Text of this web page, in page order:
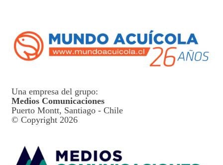
Una empresa del grupo:
Medios Comunicaciones
Puerto Montt, Santiago - Chile
© Copyright 2026